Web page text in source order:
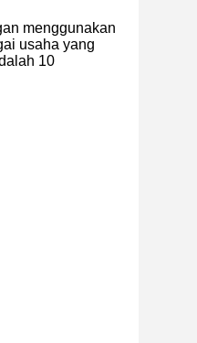
menggunakan
usaha yang
10